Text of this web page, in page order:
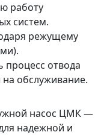
работу
систем.
режущему
процесс отвода
обслуживание.
насос ЦМК —
надежной и